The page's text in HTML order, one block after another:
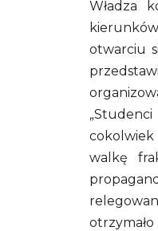
Władza
otwarciu
walkę